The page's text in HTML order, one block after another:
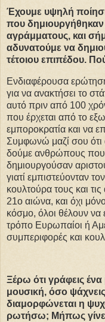
Έχουμε υψηλή
που
αγράμματους, και
αδυνατούμε να
τέτοιου επιπέδου.
Ενδιαφέρουσα
για να ανακτήσει το
αυτό πριν από 100
που έρχεται από το
εμποροκρατία και να
Συμφωνώ μαζί σου ότι
δούμε ανθρώπους που
δημιουργούσαν
γιατί εμπιστεύονταν
κουλτούρα τους και
21ο αιώνα, και όχι
κόσμο, όλοι θέλουν να
τρόπο Ευρωπαίοι ή
συμπεριφορές και
Ξέρω ότι γράφεις ένα
μουσική, όσο
διαμορφώνεται η
ρωτήσω; Μήπως